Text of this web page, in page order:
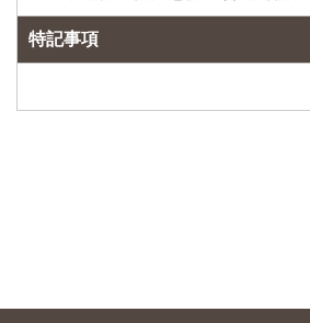
特記事項